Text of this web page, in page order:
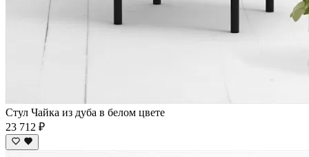
Стул Чайка из дуба в белом цвете
23 712 ₽